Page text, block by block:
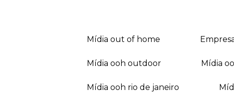
mídia out of home
mídia ooh outdoor mídia
mídia ooh rio de janeiro